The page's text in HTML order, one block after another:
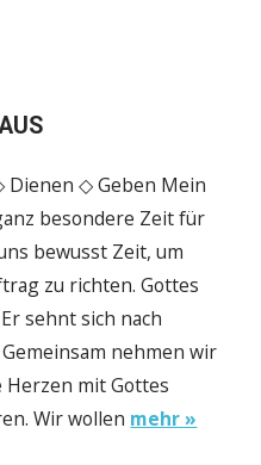
Dienen ◇ Geben Mein
besondere Zeit für
bewusst Zeit, um
zu richten. Gottes
sehnt sich nach
nehmen wir
mit Gottes
Wir wollen mehr »